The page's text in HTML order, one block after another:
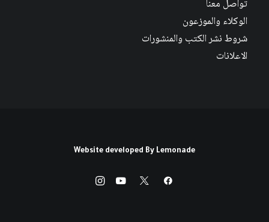
تواصل معنا
الوكلاء والموزعون
شروط نشر الكتب والمنشورات
الاعلانات
Website developed By Lemonade